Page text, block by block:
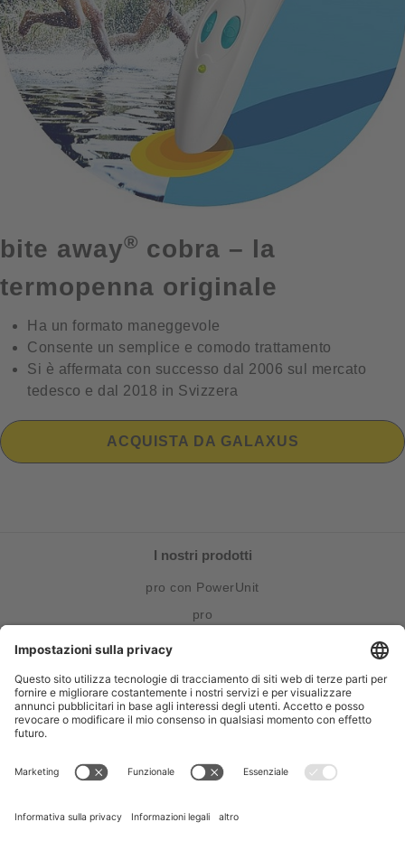
bite away® cobra – la
termopenna originale
Ha un formato maneggevole
Consente un semplice e comodo trattamento
Si è affermata con successo dal 2006 sul mercato
tedesco e dal 2018 in Svizzera
ACQUISTA DA GALAXUS
I nostri prodotti
pro con PowerUnit
pro
Funzionamento
Come funziona
FAQ
Risposte e domande per bite away